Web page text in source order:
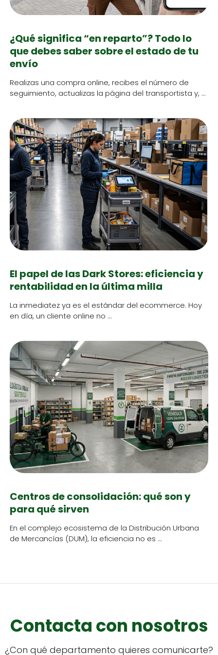
¿Qué significa “en reparto”? Todo lo
que debes saber sobre el estado de tu
envío
Real­izas una com­pra online, recibes el número de
seguimien­to, actu­al­izas la pági­na del trans­portista y, …
El papel de las Dark Stores: eficiencia y
rentabilidad en la última milla
La inmedi­atez ya es el están­dar del ecom­merce. Hoy
en día, un cliente online no …
Centros de consolidación: qué son y
para qué sirven
En el com­ple­jo eco­sis­tema de la Dis­tribu­ción Urbana
de Mer­cancías (DUM), la efi­cien­cia no es …
Contacta con nosotros
¿Con qué depar­ta­men­to quieres comu­ni­carte?